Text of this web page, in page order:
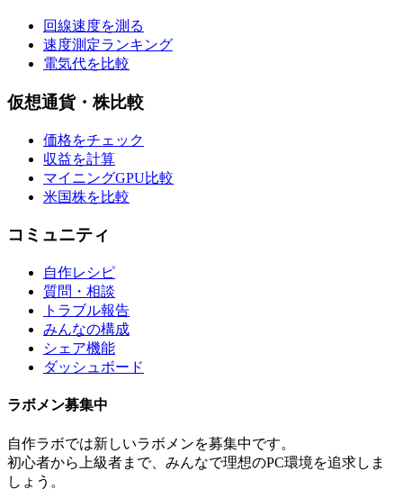
回線速度を測る
速度測定ランキング
電気代を比較
仮想通貨・株比較
価格をチェック
収益を計算
マイニングGPU比較
米国株を比較
コミュニティ
自作レシピ
質問・相談
トラブル報告
みんなの構成
シェア機能
ダッシュボード
ラボメン募集中
自作ラボでは新しいラボメンを募集中です。
初心者から上級者まで、みんなで理想のPC環境を追求しま
しょう。